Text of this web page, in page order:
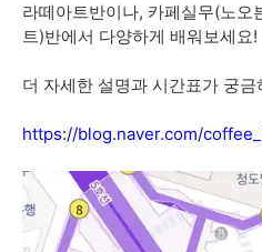
라떼아트반이나, 카페실무(노
트)반에서 다양하게 배워보세요!
더 자세한 설명과 시간표가 궁
https://blog.naver.com/